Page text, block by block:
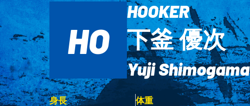
HO
HOOKER
下釜 優次
Yuji Shimogama
身長 体重